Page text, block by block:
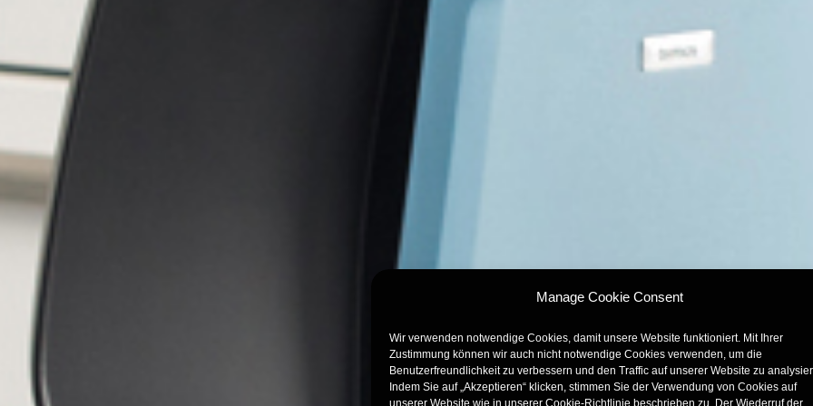
Manage Cookie Consent
Wir verwenden notwendige Cookies, damit unsere Website funktioniert. Mit Ihrer
Zustimmung können wir auch nicht notwendige Cookies verwenden, um die
Benutzerfreundlichkeit zu verbessern und den Traffic auf unserer Website zu
Indem Sie auf „Akzeptieren“ klicken, stimmen Sie der Verwendung von Cookies auf
unserer Website wie in unserer Cookie-Richtlinie beschrieben zu. Der Wiederruf der